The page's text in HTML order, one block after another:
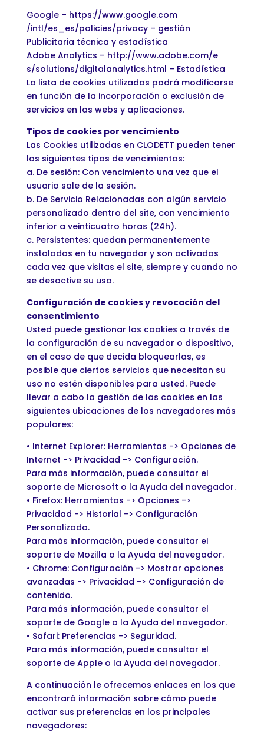
Google – https://www.google.com
/intl/es_es/policies/privacy – gestión
Publicitaria técnica y estadística
Adobe Analytics – http://www.adobe.com/e
s/solutions/digitalanalytics.html – Estadística
La lista de cookies utilizadas podrá modificarse
en función de la incorporación o exclusión de
servicios en las webs y aplicaciones.
Tipos de cookies por vencimiento
Las Cookies utilizadas en CLODETT pueden tener
los siguientes tipos de vencimientos:
a. De sesión: Con vencimiento una vez que el
usuario sale de la sesión.
b. De Servicio Relacionadas con algún servicio
personalizado dentro del site, con vencimiento
inferior a veinticuatro horas (24h).
c. Persistentes: quedan permanentemente
instaladas en tu navegador y son activadas
cada vez que visitas el site, siempre y cuando no
se desactive su uso.
Configuración de cookies y revocación del
consentimiento
Usted puede gestionar las cookies a través de
la configuración de su navegador o dispositivo,
en el caso de que decida bloquearlas, es
posible que ciertos servicios que necesitan su
uso no estén disponibles para usted. Puede
llevar a cabo la gestión de las cookies en las
siguientes ubicaciones de los navegadores más
populares:
• Internet Explorer: Herramientas -> Opciones de
Internet -> Privacidad -> Configuración.
Para más información, puede consultar el
soporte de Microsoft o la Ayuda del navegador.
• Firefox: Herramientas -> Opciones ->
Privacidad -> Historial -> Configuración
Personalizada.
Para más información, puede consultar el
soporte de Mozilla o la Ayuda del navegador.
• Chrome: Configuración -> Mostrar opciones
avanzadas -> Privacidad -> Configuración de
contenido.
Para más información, puede consultar el
soporte de Google o la Ayuda del navegador.
• Safari: Preferencias -> Seguridad.
Para más información, puede consultar el
soporte de Apple o la Ayuda del navegador.
A continuación le ofrecemos enlaces en los que
encontrará información sobre cómo puede
activar sus preferencias en los principales
navegadores: